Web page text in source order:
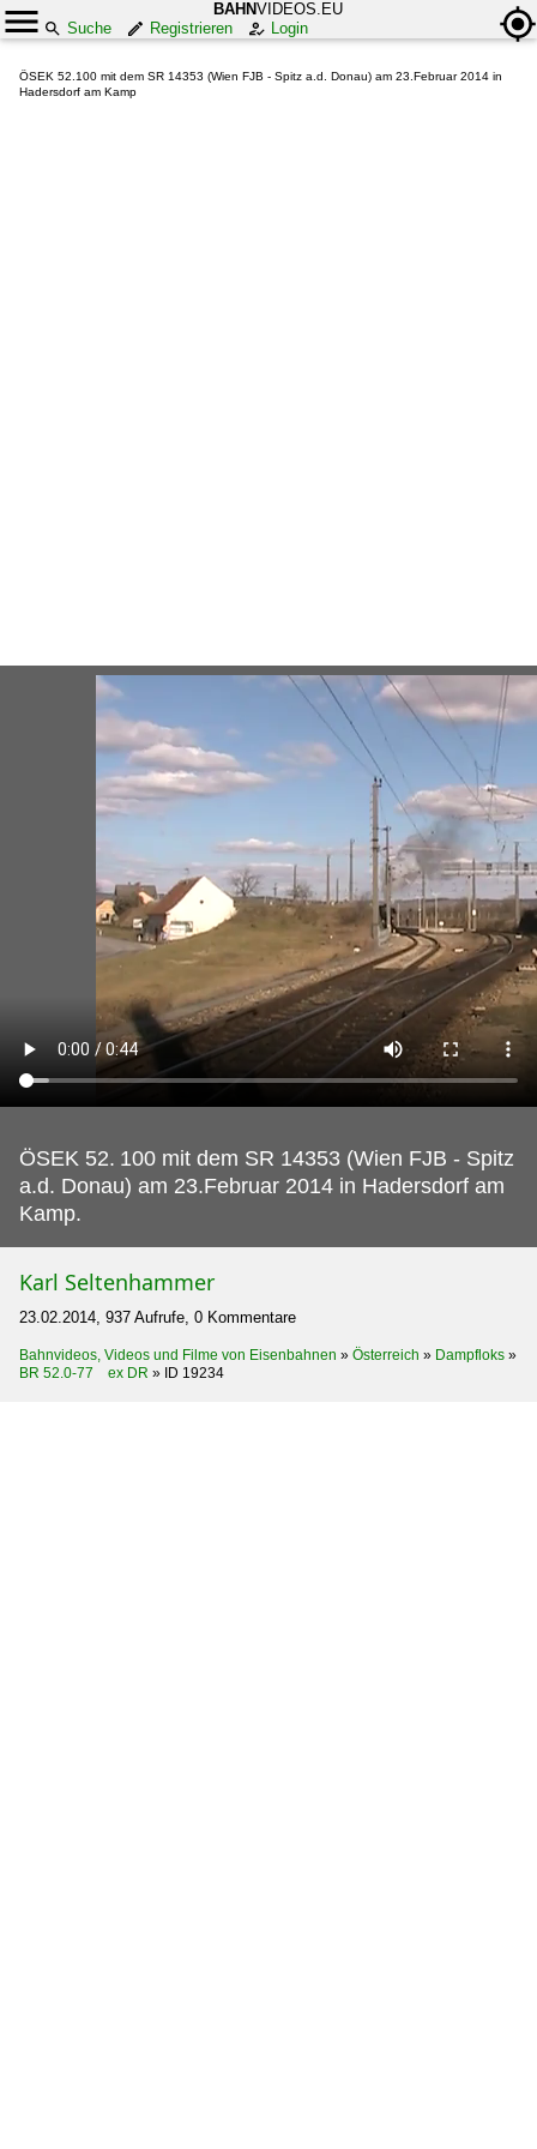
BAHNVIDEOS.EU
Suche
Registrieren Login
ÖSEK 52.100 mit dem SR 14353 (Wien FJB - Spitz a.d. Donau) am 23.Februar 2014 in
Hadersdorf am Kamp
ÖSEK 52. 100 mit dem SR 14353 (Wien FJB - Spitz
a.d. Donau) am 23.Februar 2014 in Hadersdorf am
Kamp.
Karl Seltenhammer
23.02.2014, 937 Aufrufe, 0 Kommentare
Bahnvideos, Videos und Filme von Eisenbahnen » Österreich » Dampfloks »
BR 52.0-77 ex DR » ID 19234